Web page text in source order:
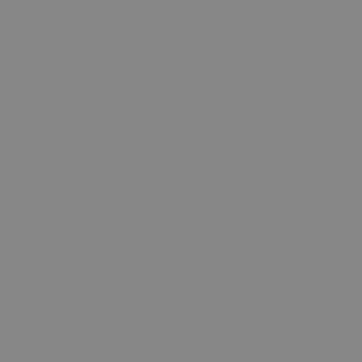
entre humanos
el uso de su
fines de
sobre
rendimiento del
en lugar
el estado
del sitio
lleva a cabo
el sitio web y
visto antes de
de
de